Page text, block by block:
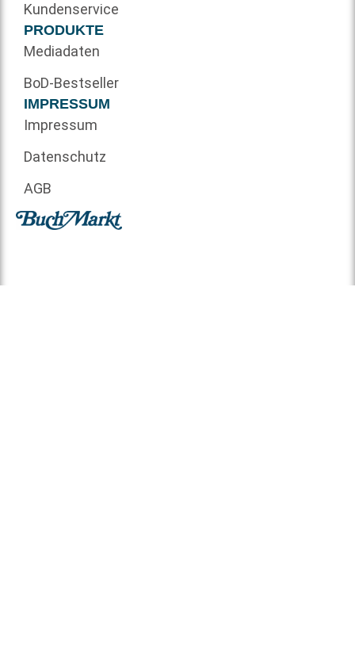
Kundenservice
PRODUKTE
Mediadaten
BoD-Bestseller
IMPRESSUM
Impressum
Datenschutz
AGB